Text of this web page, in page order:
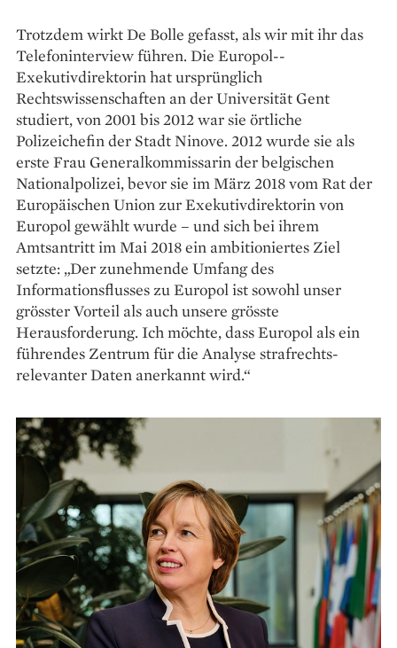
Trotzdem wirkt De Bolle gefasst, als wir mit ihr das
Telefon­interview führen. Die Europol-­
Exekutivdirektorin hat ursprünglich
Rechtswissenschaften an der Universität Gent
studiert, von 2001 bis 2012 war sie örtliche
Polizeichefin der Stadt Ninove. 2012 wurde sie als
erste Frau Generalkommissarin der belgischen
Nationalpolizei, bevor sie im März 2018 vom Rat der
Europäischen Union zur Exekutivdirektorin von
Europol gewählt wurde – und sich bei ihrem
Amtsantritt im Mai 2018 ein ambitioniertes Ziel
setzte: „Der zunehmende Umfang des
Informationsflusses zu Europol ist sowohl unser
grösster Vorteil als auch unsere grösste
Herausforderung. Ich möchte, dass Europol als ein
führendes Zentrum für die Analyse strafrechts­
relevanter Daten anerkannt wird.“